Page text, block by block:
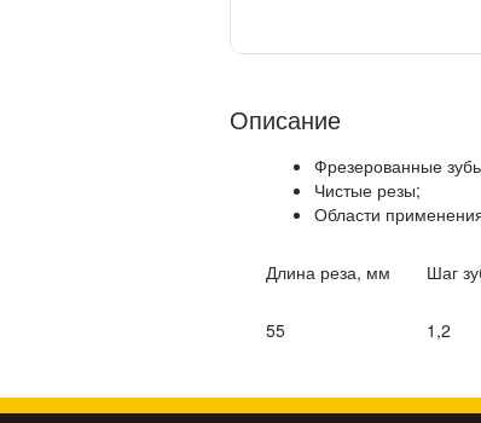
Описание
Фрезерованные
Чистые резы;
Области
Длина реза, мм Шаг
55 1,2